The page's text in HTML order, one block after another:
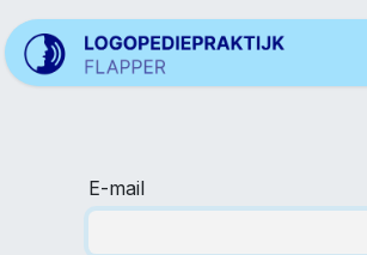
Overslaan naar inhoud
E-mail